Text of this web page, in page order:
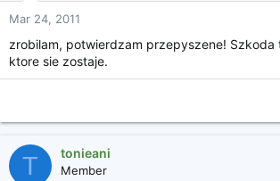
Mar 24, 2011
zrobilam, potwierdzam przepyszene! Szkoda
ktore sie zostaje.
T tonieani
Member